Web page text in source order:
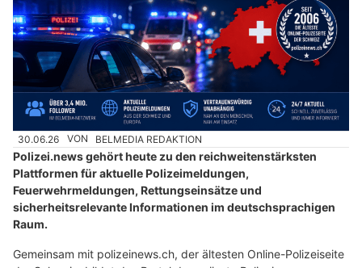
30.06.26 VON BELMEDIA REDAKTION
Polizei.news gehört heute zu den reichweitenstärksten
Plattformen für aktuelle Polizeimeldungen,
Feuerwehrmeldungen, Rettungseinsätze und
sicherheitsrelevante Informationen im deutschsprachigen
Raum.
Gemeinsam mit polizeinews.ch, der ältesten Online-Polizeiseite